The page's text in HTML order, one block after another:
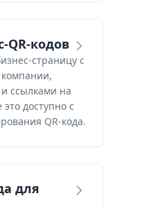
QR-кодов
страницу с
ссылками на
доступно с
QR-кода.
для